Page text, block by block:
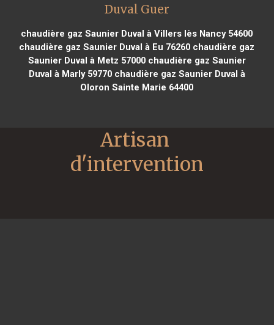
Duval Guer
chaudière gaz Saunier Duval à Villers lès Nancy 54600
chaudière gaz Saunier Duval à Eu 76260 chaudière gaz
Saunier Duval à Metz 57000chaudière gaz Saunier
Duval à Marly 59770chaudière gaz Saunier Duval à
Oloron Sainte Marie 64400
Artisan
d'intervention